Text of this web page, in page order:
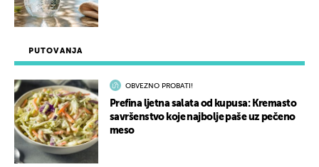
PUTOVANJA
OBVEZNO PROBATI!
Prefina ljetna salata od kupusa: Kremasto
savršenstvo koje najbolje paše uz pečeno
meso